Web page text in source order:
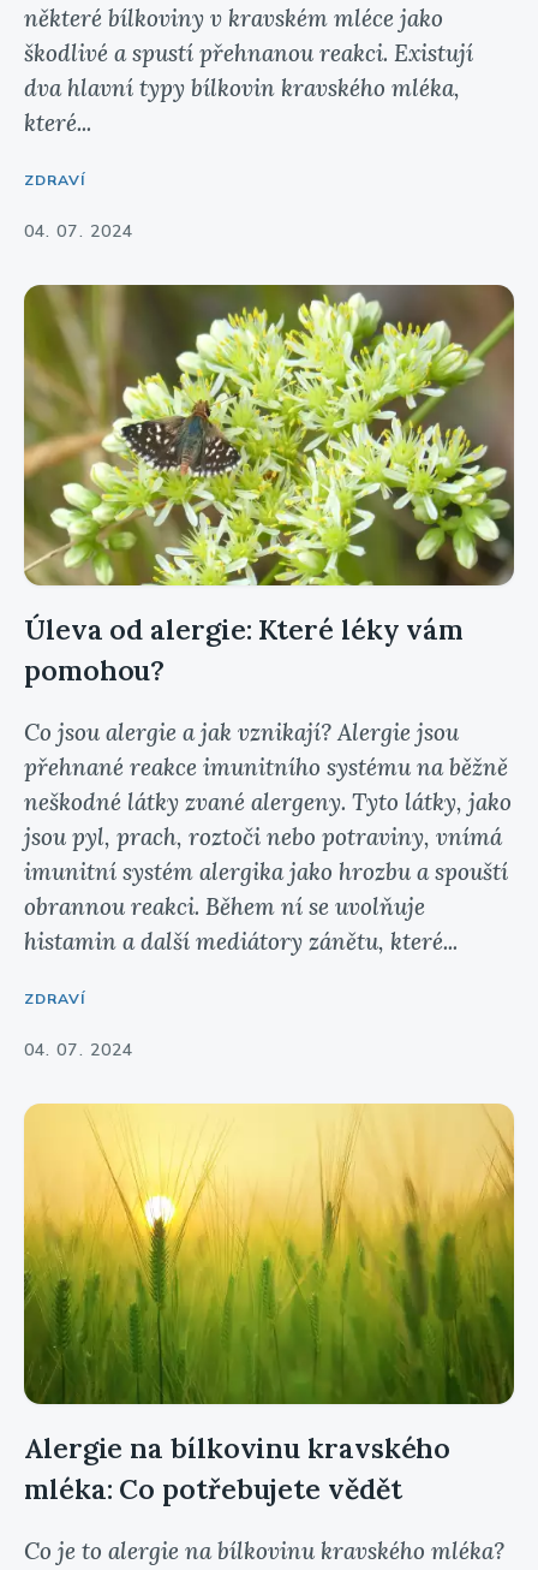
některé bílkoviny v kravském mléce jako
škodlivé a spustí přehnanou reakci. Existují
dva hlavní typy bílkovin kravského mléka,
které...
ZDRAVÍ
04. 07. 2024
Úleva od alergie: Které léky vám
pomohou?
Co jsou alergie a jak vznikají? Alergie jsou
přehnané reakce imunitního systému na běžně
neškodné látky zvané alergeny. Tyto látky, jako
jsou pyl, prach, roztoči nebo potraviny, vnímá
imunitní systém alergika jako hrozbu a spouští
obrannou reakci. Během ní se uvolňuje
histamin a další mediátory zánětu, které...
ZDRAVÍ
04. 07. 2024
Alergie na bílkovinu kravského
mléka: Co potřebujete vědět
Co je to alergie na bílkovinu kravského mléka?